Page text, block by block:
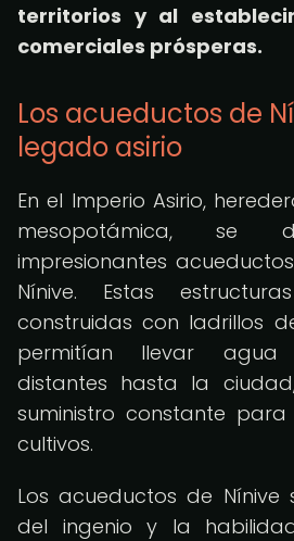
territorios y al
comerciales prósperas.
Los acueductos de
legado asirio
En el Imperio Asirio,
mesopotámica, se
impresionantes
Nínive. Estas
construidas con ladrillos
permitían llevar agua
distantes hasta la
suministro constante
cultivos.
Los acueductos de Nínive
del ingenio y la